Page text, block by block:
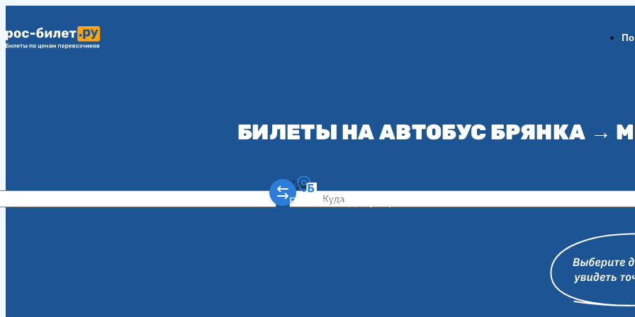
БИЛЕТЫ НА АВТОБУС БРЯНКА →
Куда
Ростов-на-Дону